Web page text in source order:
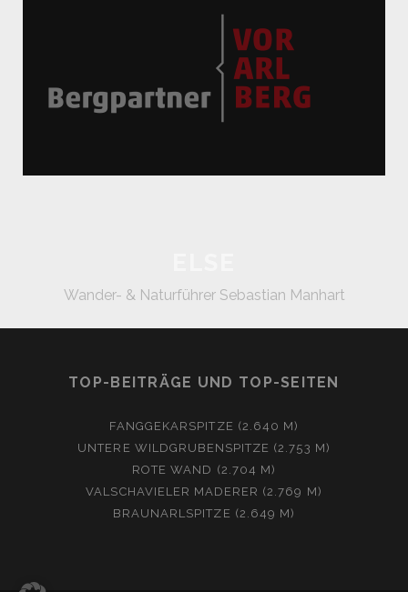
Wander- & Naturführer Sebastian Manhart
TOP-BEITRÄGE UND TOP-SEITEN
FANGGEKARSPITZE (2.640 M)
UNTERE WILDGRUBENSPITZE (2.753 M)
ROTE WAND (2.704 M)
VALSCHAVIELER MADERER (2.769 M)
BRAUNARLSPITZE (2.649 M)